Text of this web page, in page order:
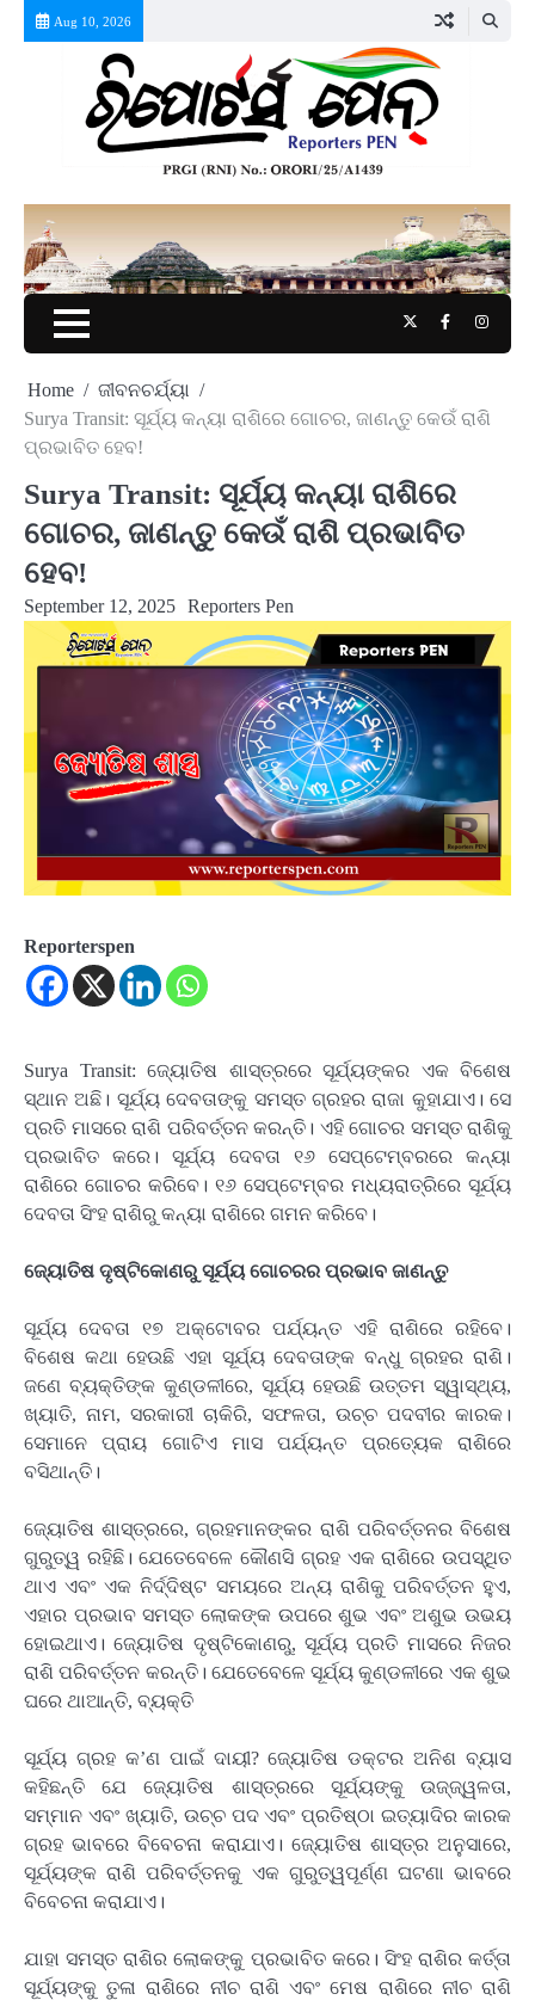
Aug 10, 2026
TwitterFacebook
Home
ଜୀବନଚର୍ଯ୍ୟା
Surya Transit: ସୂର୍ଯ୍ୟ କନ୍ୟା ରାଶିରେ ଗୋଚର, ଜାଣନ୍ତୁ କେଉଁ ରାଶି
ପ୍ରଭାବିତ ହେବ!
Surya Transit: ସୂର୍ଯ୍ୟ କନ୍ୟା ରାଶିରେ
ଗୋଚର, ଜାଣନ୍ତୁ କେଉଁ ରାଶି ପ୍ରଭାବିତ
ହେବ!
September 12, 2025 Reporters Pen
Reporterspen
Surya Transit: ଜ୍ୟୋତିଷ ଶାସ୍ତ୍ରରେ ସୂର୍ଯ୍ୟଙ୍କର ଏକ ବିଶେଷ
ସ୍ଥାନ ଅଛି। ସୂର୍ଯ୍ୟ ଦେବତାଙ୍କୁ ସମସ୍ତ ଗ୍ରହର ରାଜା କୁହାଯାଏ। ସେ
ପ୍ରତି ମାସରେ ରାଶି ପରିବର୍ତ୍ତନ କରନ୍ତି। ଏହି ଗୋଚର ସମସ୍ତ ରାଶିକୁ
ପ୍ରଭାବିତ କରେ। ସୂର୍ଯ୍ୟ ଦେବତା ୧୬ ସେପ୍ଟେମ୍ବରରେ କନ୍ୟା
ରାଶିରେ ଗୋଚର କରିବେ। ୧୬ ସେପ୍ଟେମ୍ବର ମଧ୍ୟରାତ୍ରିରେ ସୂର୍ଯ୍ୟ
ଦେବତା ସିଂହ ରାଶିରୁ କନ୍ୟା ରାଶିରେ ଗମନ କରିବେ।
ଜ୍ୟୋତିଷ ଦୃଷ୍ଟିକୋଣରୁ ସୂର୍ଯ୍ୟ ଗୋଚରର ପ୍ରଭାବ ଜାଣନ୍ତୁ
ସୂର୍ଯ୍ୟ ଦେବତା ୧୭ ଅକ୍ଟୋବର ପର୍ଯ୍ୟନ୍ତ ଏହି ରାଶିରେ ରହିବେ।
ବିଶେଷ କଥା ହେଉଛି ଏହା ସୂର୍ଯ୍ୟ ଦେବତାଙ୍କ ବନ୍ଧୁ ଗ୍ରହର ରାଶି।
ଜଣେ ବ୍ୟକ୍ତିଙ୍କ କୁଣ୍ଡଳୀରେ, ସୂର୍ଯ୍ୟ ହେଉଛି ଉତ୍ତମ ସ୍ୱାସ୍ଥ୍ୟ,
ଖ୍ୟାତି, ନାମ, ସରକାରୀ ଚାକିରି, ସଫଳତା, ଉଚ୍ଚ ପଦବୀର କାରକ।
ସେମାନେ ପ୍ରାୟ ଗୋଟିଏ ମାସ ପର୍ଯ୍ୟନ୍ତ ପ୍ରତ୍ୟେକ ରାଶିରେ
ବସିଥାନ୍ତି।
ଜ୍ୟୋତିଷ ଶାସ୍ତ୍ରରେ, ଗ୍ରହମାନଙ୍କର ରାଶି ପରିବର୍ତ୍ତନର ବିଶେଷ
ଗୁରୁତ୍ୱ ରହିଛି। ଯେତେବେଳେ କୌଣସି ଗ୍ରହ ଏକ ରାଶିରେ ଉପସ୍ଥିତ
ଥାଏ ଏବଂ ଏକ ନିର୍ଦ୍ଦିଷ୍ଟ ସମୟରେ ଅନ୍ୟ ରାଶିକୁ ପରିବର୍ତ୍ତନ ହୁଏ,
ଏହାର ପ୍ରଭାବ ସମସ୍ତ ଲୋକଙ୍କ ଉପରେ ଶୁଭ ଏବଂ ଅଶୁଭ ଉଭୟ
ହୋଇଥାଏ। ଜ୍ୟୋତିଷ ଦୃଷ୍ଟିକୋଣରୁ, ସୂର୍ଯ୍ୟ ପ୍ରତି ମାସରେ ନିଜର
ରାଶି ପରିବର୍ତ୍ତନ କରନ୍ତି। ଯେତେବେଳେ ସୂର୍ଯ୍ୟ କୁଣ୍ଡଳୀରେ ଏକ ଶୁଭ
ଘରେ ଥାଆନ୍ତି, ବ୍ୟକ୍ତି
ସୂର୍ଯ୍ୟ ଗ୍ରହ କ’ଣ ପାଇଁ ଦାୟୀ? ଜ୍ୟୋତିଷ ଡକ୍ଟର ଅନିଶ ବ୍ୟାସ
କହିଛନ୍ତି ଯେ ଜ୍ୟୋତିଷ ଶାସ୍ତ୍ରରେ ସୂର୍ଯ୍ୟଙ୍କୁ ଉଜ୍ଜ୍ୱଳତା,
ସମ୍ମାନ ଏବଂ ଖ୍ୟାତି, ଉଚ୍ଚ ପଦ ଏବଂ ପ୍ରତିଷ୍ଠା ଇତ୍ୟାଦିର କାରକ
ଗ୍ରହ ଭାବରେ ବିବେଚନା କରାଯାଏ। ଜ୍ୟୋତିଷ ଶାସ୍ତ୍ର ଅନୁସାରେ,
ସୂର୍ଯ୍ୟଙ୍କ ରାଶି ପରିବର୍ତ୍ତନକୁ ଏକ ଗୁରୁତ୍ୱପୂର୍ଣ୍ଣ ଘଟଣା ଭାବରେ
ବିବେଚନା କରାଯାଏ।
ଯାହା ସମସ୍ତ ରାଶିର ଲୋକଙ୍କୁ ପ୍ରଭାବିତ କରେ। ସିଂହ ରାଶିର କର୍ତ୍ତା
ସୂର୍ଯ୍ୟଙ୍କୁ ତୁଳା ରାଶିରେ ନୀଚ ରାଶି ଏବଂ ମେଷ ରାଶିରେ ନୀଚ ରାଶି